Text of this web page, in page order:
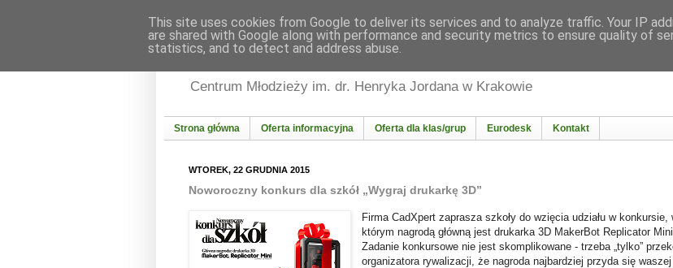
Informacja Młodzieżowa | Regionalny Punkt Informacyjny
Centrum Młodzieży im. dr. Henryka Jordana w Krakowie
Strona główna Oferta informacyjna Oferta dla klas/grup Eurodesk Kontakt
WTOREK, 22 GRUDNIA 2015
Noworoczny konkurs dla szkół „Wygraj drukarkę 3D”
Firma CadXpert zaprasza szkoły do wzięcia udziału w konkursie,
którym nagrodą główną jest drukarka 3D MakerBot Replicator Mini.
Zadanie konkursowe nie jest skomplikowane - trzeba „tylko”
organizatora rywalizacji, że nagroda najbardziej przyda się waszej
This site uses cookies from Google to deliver its services and to analyze traffic. Your IP
are shared with Google along with performance and security metrics to ensure quality of
statistics, and to detect and address abuse.